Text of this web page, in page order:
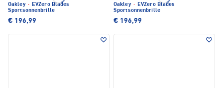
Oakley · EVZero Blades
Sportsonnenbrille
€ 196,99
Oakley · EVZero Blades
Sportsonnenbrille
€ 196,99